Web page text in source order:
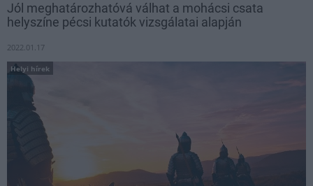
Jól meghatározhatóvá válhat a mohácsi csata
helyszíne pécsi kutatók vizsgálatai alapján
2022.01.17
Helyi hírek